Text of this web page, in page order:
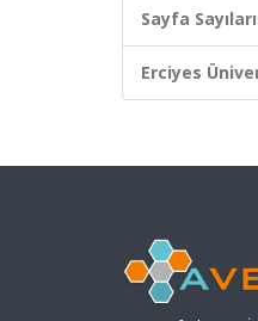
Sayfa
Erciyes